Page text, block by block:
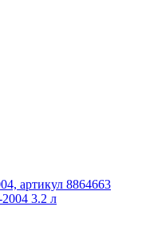
артикул 8864663
3.2 л